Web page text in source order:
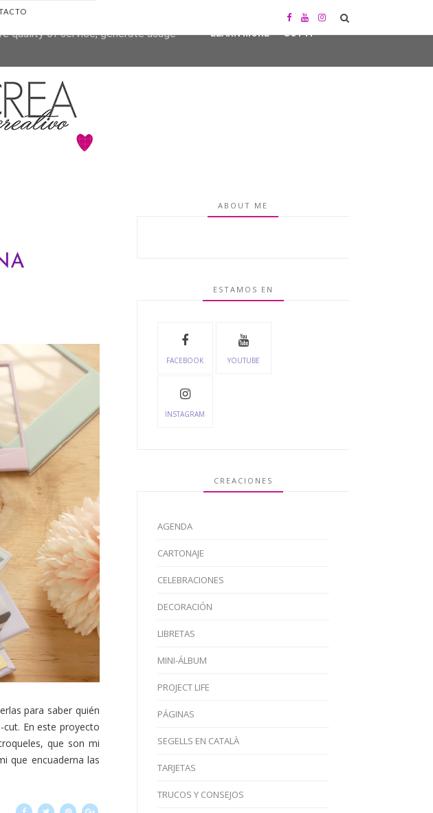
para saber quién
cut. En este proyecto
que son mi
que encuaderna las
ABOUT ME
ESTAMOS EN
FACEBOOK YOUTUBE
INSTAGRAM
CREACIONES
AGENDA
CARTONAJE
CELEBRACIONES
DECORACIÓN
LIBRETAS
MINI-ÁLBUM
PROJECT LIFE
PÁGINAS
SEGELLS EN CATALÀ
TARJETAS
TRUCOS Y CONSEJOS
Your IP address and user-agent
quality of service, generate usage
LEARN MORE GOT IT